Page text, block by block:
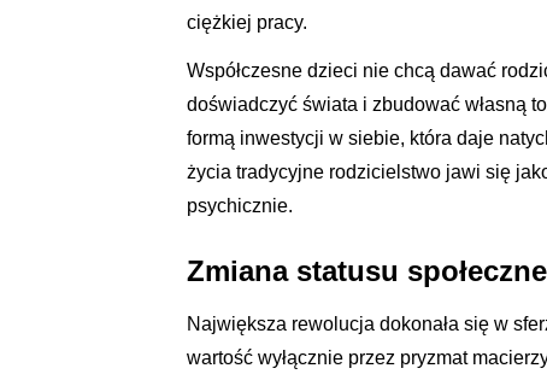
ciężkiej pracy.
Współczesne dzieci nie chcą dawać
doświadczyć świata i zbudować własną
formą inwestycji w siebie, która daje
życia tradycyjne rodzicielstwo jawi się
psychicznie.
Zmiana statusu
Największa rewolucja dokonała się w
wartość wyłącznie przez pryzmat